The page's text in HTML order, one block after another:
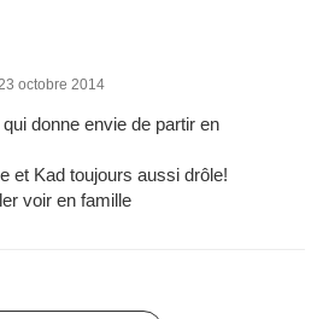
octobre 2014
donne envie de partir en
et Kad toujours aussi drôle!
voir en famille